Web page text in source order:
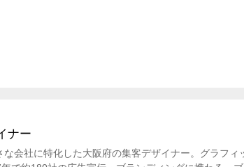
ナー
会社に特化した大阪府の集客デザイナー。グラフィ